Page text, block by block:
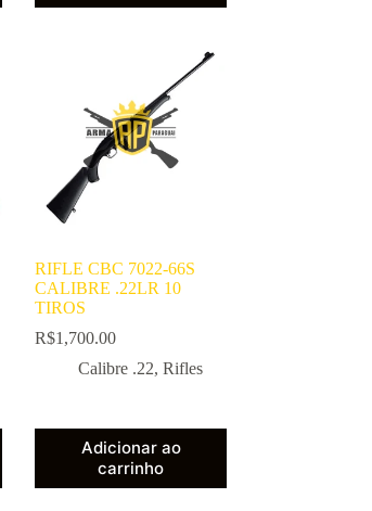
RIFLE CBC 7022-66S
CALIBRE .22LR 10
TIROS
R$1,700.00
Calibre .22,Rifles
Adicionar ao
carrinho